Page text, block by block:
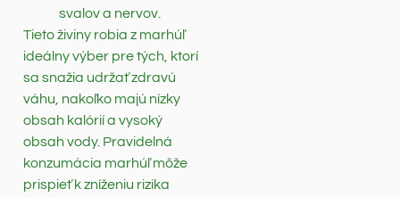
svalov a nervov.
Tieto živiny robia z marhúľ
ideálny výber pre tých, ktorí
sa snažia udržať zdravú
váhu, nakoľko majú nízky
obsah kalórií a vysoký
obsah vody. Pravidelná
konzumácia marhúľ môže
prispieť k zníženiu rizika